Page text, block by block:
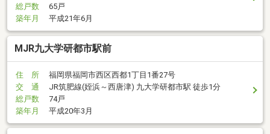
総戸数
65戸
築年月
平成21年6月
MJR九大学研都市駅前
住 所
福岡県福岡市西区西都1丁目1番27号
交 通
JR筑肥線(姪浜～西唐津) 九大学研都市駅 徒歩1分
総戸数
74戸
築年月
平成20年3月